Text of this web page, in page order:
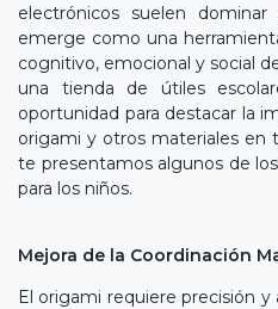
electrónicos suelen
emerge como una
cognitivo, emocional y social
una tienda de útiles
oportunidad para destacar la
origami y otros materiales en
te presentamos algunos de
para los niños.
Mejora de la Coordinación
El origami requiere precisión